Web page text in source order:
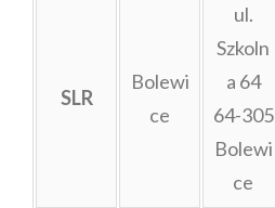
SLR
Bolewi
ce
ul.
Szkoln
a 64
64-305
Bolewi
ce